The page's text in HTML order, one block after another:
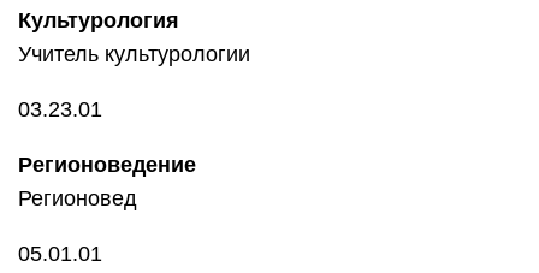
Культурология
Учитель культурологии
03.23.01
Регионоведение
Регионовед
05.01.01